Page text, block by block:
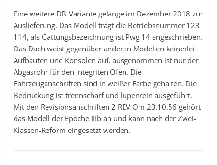
Eine weitere DB-Variante gelange im Dezember 2018 zur
Auslieferung. Das Modell trägt die Betriebsnummer 123
114, als Gattungsbezeichnung ist Pwg 14 angeschrieben.
Das Dach weist gegenüber anderen Modellen keinerlei
Aufbauten und Konsolen auf, ausgenommen ist nur der
Abgasrohr für den integriten Ofen. Die
Fahrzeuganschriften sind in weißer Farbe gehalten. Die
Bedruckung ist trennscharf und lupenrein ausgeführt.
Mit den Revisionsanschriften 2 REV Om 23.10.56 gehört
das Modell der Epoche IIIb an und kann nach der Zwei-
Klassen-Reform eingesetzt werden.